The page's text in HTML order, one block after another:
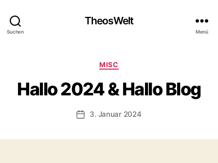
Suchen
TheosWelt
Menü
Kategorien
MISC
Hallo 2024 & Hallo Blog
Veröffentlichungsdatum
3. Januar 2024